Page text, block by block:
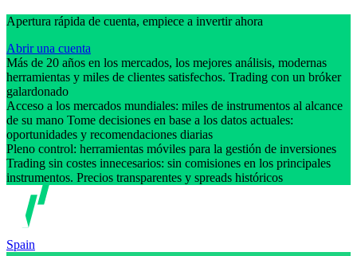
Apertura rápida de cuenta, empiece a invertir ahora
Abrir una cuenta
Más de 20 años en los mercados, los mejores análisis, modernas
herramientas y miles de clientes satisfechos. Trading con un bróker
galardonado
Acceso a los mercados mundiales: miles de instrumentos al alcance
de su mano Tome decisiones en base a los datos actuales:
oportunidades y recomendaciones diarias
Pleno control: herramientas móviles para la gestión de inversiones
Trading sin costes innecesarios: sin comisiones en los principales
instrumentos. Precios transparentes y spreads históricos
Spain